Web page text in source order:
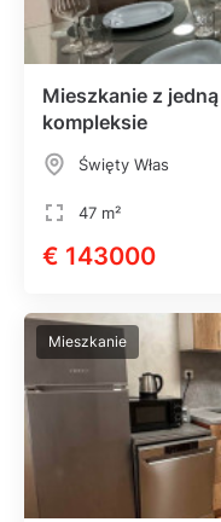
Mieszkanie z
kompleksie
Święty Włas
47 m²
€ 143000
Mieszkanie